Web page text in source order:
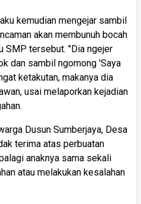
kemudian mengejar sambil
akan membunuh bocah
SMP tersebut. "Dia ngejer
dan sambil ngomong 'Saya
ketakutan, makanya dia
usai melaporkan kejadian
Dusun Sumberjaya, Desa
terima atas perbuatan
anaknya sama sekali
atau melakukan kesalahan